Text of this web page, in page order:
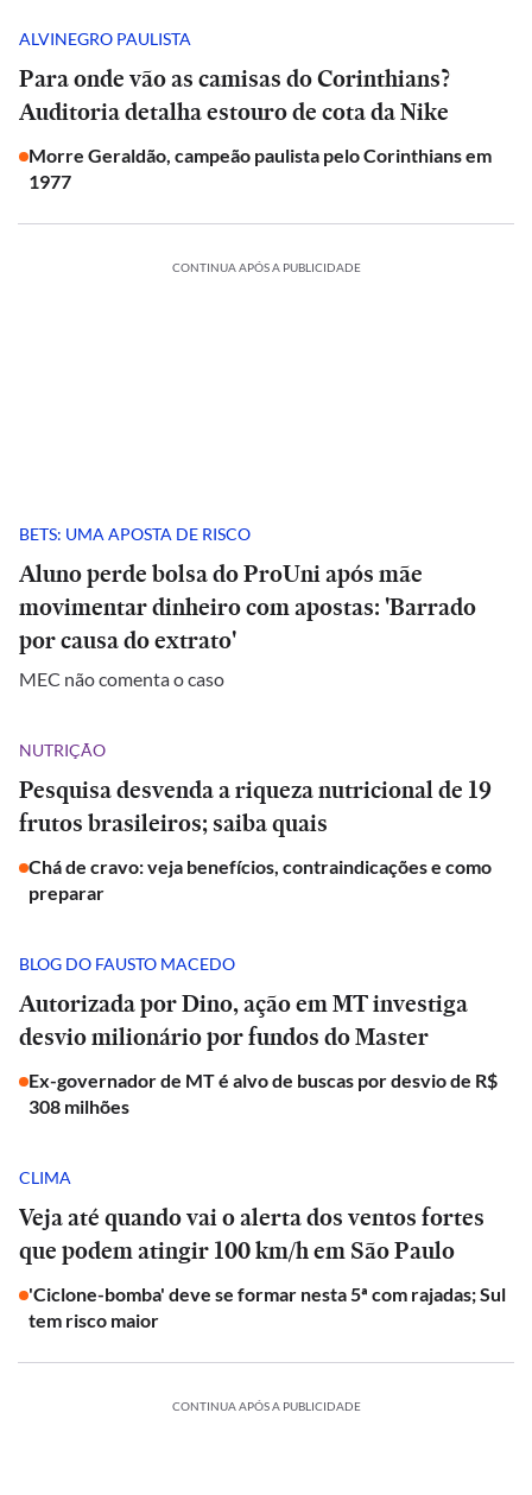
ALVINEGRO PAULISTA
Para onde vão as camisas do Corinthians?
Auditoria detalha estouro de cota da Nike
Morre Geraldão, campeão paulista pelo Corinthians em
1977
CONTINUA APÓS A PUBLICIDADE
BETS: UMA APOSTA DE RISCO
Aluno perde bolsa do ProUni após mãe
movimentar dinheiro com apostas: 'Barrado
por causa do extrato'
MEC não comenta o caso
NUTRIÇÃO
Pesquisa desvenda a riqueza nutricional de 19
frutos brasileiros; saiba quais
Chá de cravo: veja benefícios, contraindicações e como
preparar
BLOG DO FAUSTO MACEDO
Autorizada por Dino, ação em MT investiga
desvio milionário por fundos do Master
Ex-governador de MT é alvo de buscas por desvio de R$
308 milhões
CLIMA
Veja até quando vai o alerta dos ventos fortes
que podem atingir 100 km/h em São Paulo
'Ciclone-bomba' deve se formar nesta 5ª com rajadas; Sul
tem risco maior
CONTINUA APÓS A PUBLICIDADE